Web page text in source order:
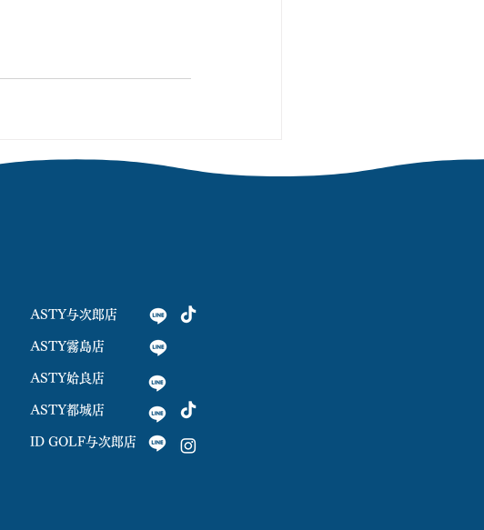
ASTY与次郎店
ASTY霧島店
ASTY姶良店
ASTY都城店
ID GOLF与次郎店